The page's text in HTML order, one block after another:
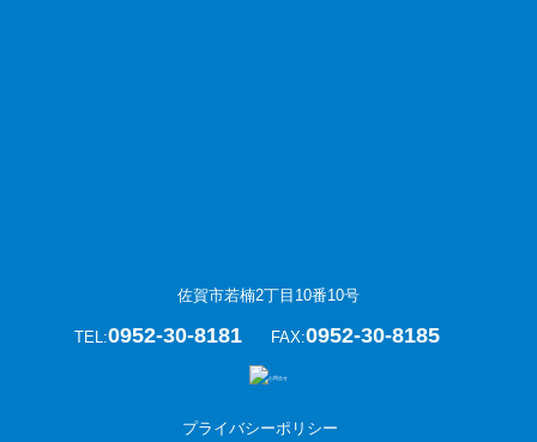
佐賀市若楠2丁目10番10号
TEL:0952-30-8181 FAX:0952-30-8185
プライバシーポリシー